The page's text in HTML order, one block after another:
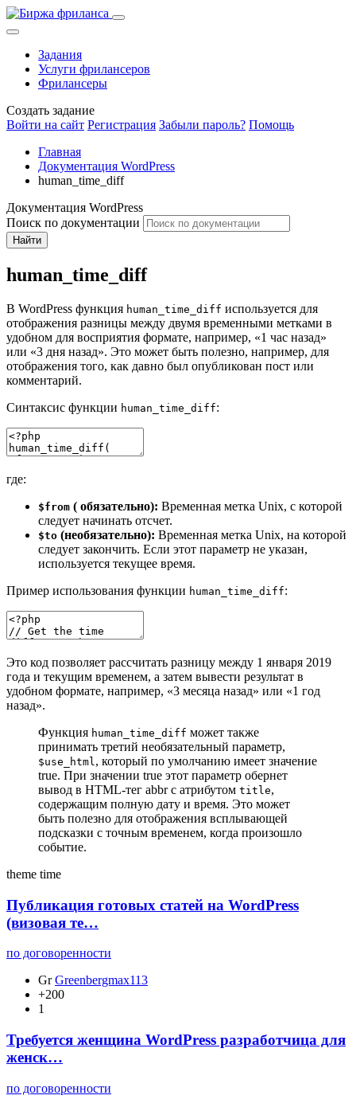
Задания
Услуги фрилансеров
Фрилансеры
Создать задание
Войти на сайт Регистрация Забыли пароль? Помощь
Главная
Документация WordPress
human_time_diff
Документация WordPress
Поиск по документации
Найти
human_time_diff
В WordPress функция human_time_diff используется для
отображения разницы между двумя временными метками в
удобном для восприятия формате, например, «1 час назад»
или «3 дня назад». Это может быть полезно, например, для
отображения того, как давно был опубликован пост или
комментарий.
Синтаксис функции human_time_diff:
где:
$from ( обязательно): Временная метка Unix, с которой
следует начинать отсчет.
$to (необязательно): Временная метка Unix, на которой
следует закончить. Если этот параметр не указан,
используется текущее время.
Пример использования функции human_time_diff:
Это код позволяет рассчитать разницу между 1 января 2019
года и текущим временем, а затем вывести результат в
удобном формате, например, «3 месяца назад» или «1 год
назад».
Функция human_time_diff может также
принимать третий необязательный параметр,
$use_html , который по умолчанию имеет значение
true. При значении true этот параметр обернет
вывод в HTML-тег abbr с атрибутом title,
содержащим полную дату и время. Это может
быть полезно для отображения всплывающей
подсказки с точным временем, когда произошло
событие.
theme time
Публикация готовых статей на WordPress
(визовая те…
по договоренности
Gr Greenbergmax113
+200
1
Требуется женщина WordPress разработчица для
женск…
по договоренности